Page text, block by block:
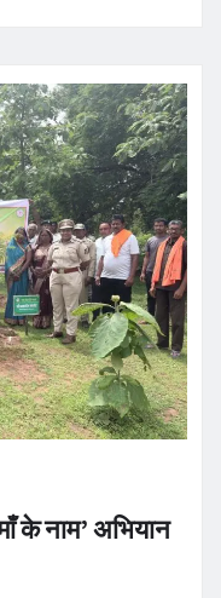
के नाम’ अभियान